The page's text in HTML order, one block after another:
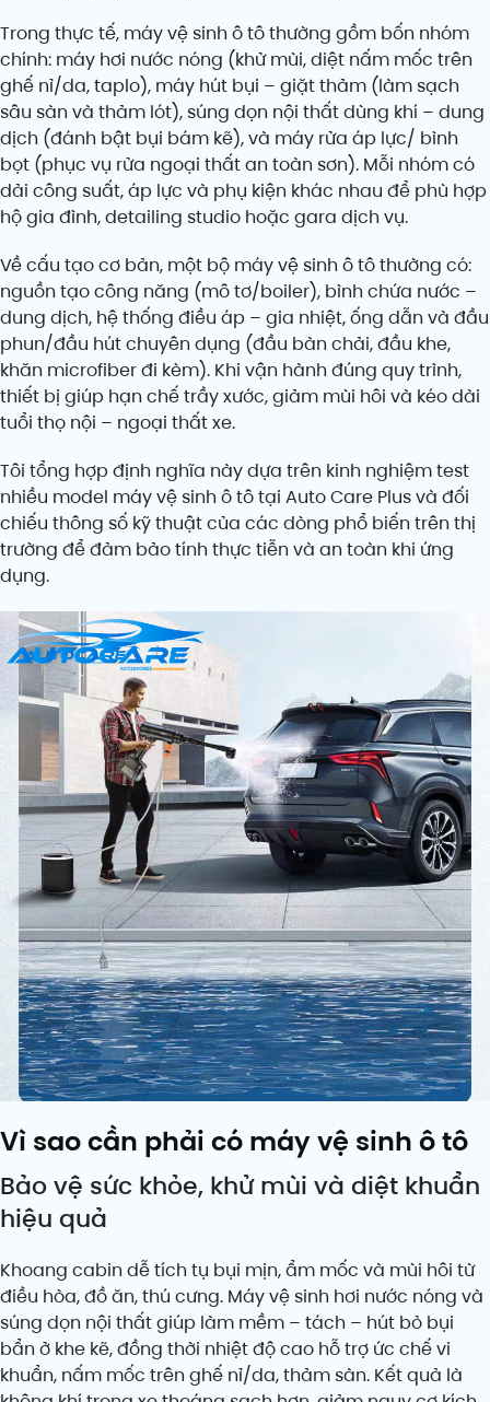
Trong thực tế, máy vệ sinh ô tô thường gồm bốn nhóm
chính: máy hơi nước nóng (khử mùi, diệt nấm mốc trên
ghế nỉ/da, taplo), máy hút bụi – giặt thảm (làm sạch
sâu sàn và thảm lót), súng dọn nội thất dùng khí – dung
dịch (đánh bật bụi bám kẽ), và máy rửa áp lực/ bình
bọt (phục vụ rửa ngoại thất an toàn sơn). Mỗi nhóm có
dải công suất, áp lực và phụ kiện khác nhau để phù hợp
hộ gia đình, detailing studio hoặc gara dịch vụ.
Về cấu tạo cơ bản, một bộ máy vệ sinh ô tô thường có:
nguồn tạo công năng (mô tơ/boiler), bình chứa nước –
dung dịch, hệ thống điều áp – gia nhiệt, ống dẫn và đầu
phun/đầu hút chuyên dụng (đầu bàn chải, đầu khe,
khăn microfiber đi kèm). Khi vận hành đúng quy trình,
thiết bị giúp hạn chế trầy xước, giảm mùi hôi và kéo dài
tuổi thọ nội – ngoại thất xe.
Tôi tổng hợp định nghĩa này dựa trên kinh nghiệm test
nhiều model máy vệ sinh ô tô tại Auto Care Plus và đối
chiếu thông số kỹ thuật của các dòng phổ biến trên thị
trường để đảm bảo tính thực tiễn và an toàn khi ứng
dụng.
Vì sao cần phải có máy vệ sinh ô tô
Bảo vệ sức khỏe, khử mùi và diệt khuẩn
hiệu quả
Khoang cabin dễ tích tụ bụi mịn, ẩm mốc và mùi hôi từ
điều hòa, đồ ăn, thú cưng. Máy vệ sinh hơi nước nóng và
súng dọn nội thất giúp làm mềm – tách – hút bỏ bụi
bẩn ở khe kẽ, đồng thời nhiệt độ cao hỗ trợ ức chế vi
khuẩn, nấm mốc trên ghế nỉ/da, thảm sàn. Kết quả là